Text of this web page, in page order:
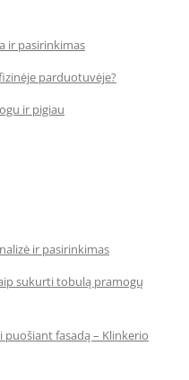
ir pasirinkimas
parduotuvėje?
ir pigiau
ir pasirinkimas
sukurti tobulą pramogų
fasadą – Klinkerio